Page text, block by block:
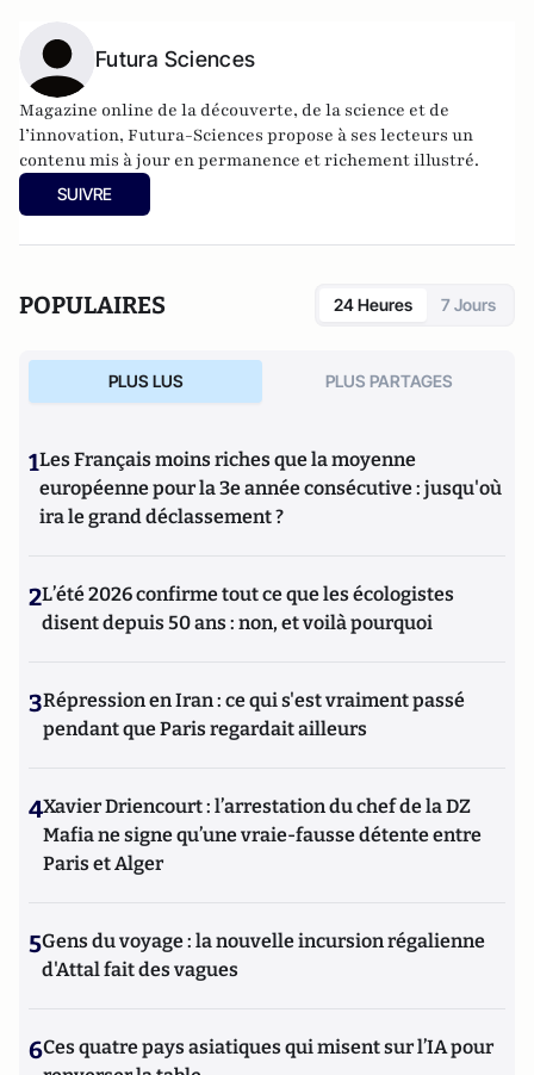
Futura Sciences
Magazine online de la découverte, de la science et de
l’innovation, Futura-Sciences propose à ses lecteurs un
contenu mis à jour en permanence et richement illustré.
SUIVRE
POPULAIRES 24 Heures 7 Jours
PLUS LUS PLUS PARTAGES
1Les Français moins riches que la moyenne
européenne pour la 3e année consécutive : jusqu'où
ira le grand déclassement ?
2L’été 2026 confirme tout ce que les écologistes
disent depuis 50 ans : non, et voilà pourquoi
3Répression en Iran : ce qui s'est vraiment passé
pendant que Paris regardait ailleurs
4Xavier Driencourt : l’arrestation du chef de la DZ
Mafia ne signe qu’une vraie-fausse détente entre
Paris et Alger
5Gens du voyage : la nouvelle incursion régalienne
d'Attal fait des vagues
6Ces quatre pays asiatiques qui misent sur l’IA pour